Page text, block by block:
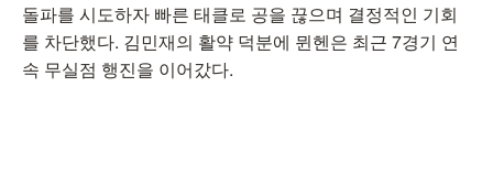
돌파를 시도하자 빠른 태클로 공을 끊으며 결정적인 기회
를 차단했다. 김민재의 활약 덕분에 뮌헨은 최근 7경기 연
속 무실점 행진을 이어갔다.